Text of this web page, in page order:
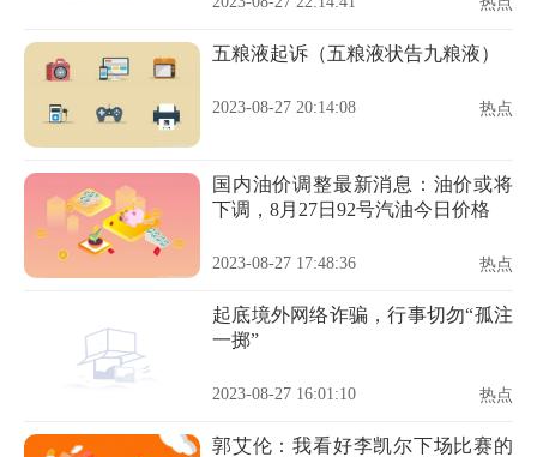
五粮液起诉（五粮液状告九粮液）
2023-08-27 20:14:08 热点
国内油价调整最新消息：油价或将
下调，8月27日92号汽油今日价格
2023-08-27 17:48:36 热点
起底境外网络诈骗，行事切勿“孤注
一掷”
2023-08-27 16:01:10 热点
郭艾伦：我看好李凯尔下场比赛的